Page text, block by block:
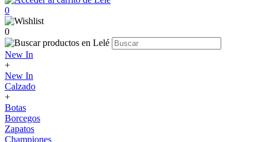
0
0
New In
+
New In
Calzado
+
Botas
Borcegos
Zapatos
Championes